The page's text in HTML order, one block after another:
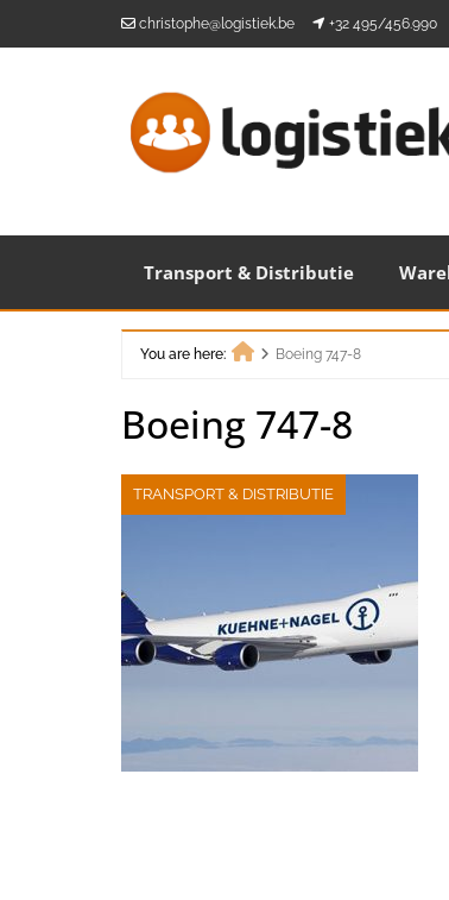
christophe@logistiek.be +32 495/456.990
Transport & Distributie
You are here:
Boeing 747-8
Boeing 747-8
TRANSPORT & DISTRIBUTIE